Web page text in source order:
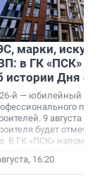
марки,
в ГК «ПСК»
истории Дня
й — юбилейный
9 августа
будет
В ГК «ПСК»
роль
16:20